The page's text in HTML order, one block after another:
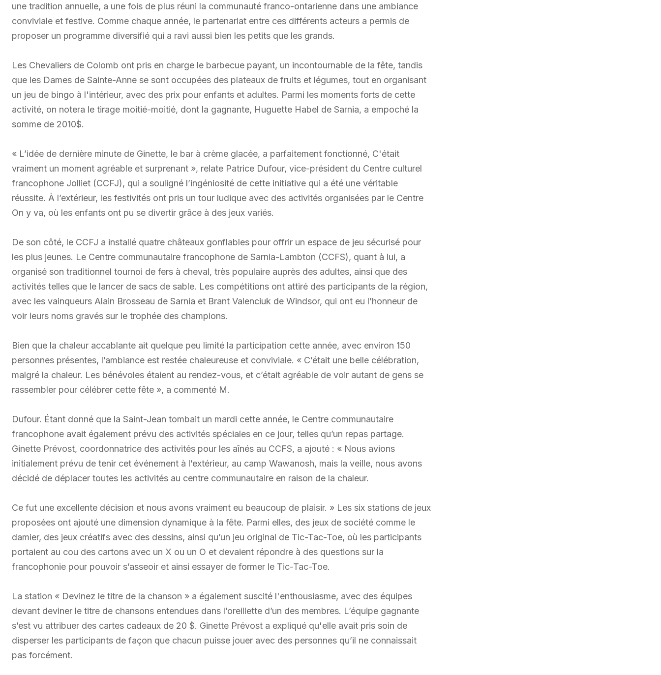
une tradition annuelle, a une fois de plus réuni la communauté franco-ontarienne dans une ambiance
conviviale et festive. Comme chaque année, le partenariat entre ces différents acteurs a permis de
proposer un programme diversifié qui a ravi aussi bien les petits que les grands.
Les Chevaliers de Colomb ont pris en charge le barbecue payant, un incontournable de la fête, tandis
que les Dames de Sainte-Anne se sont occupées des plateaux de fruits et légumes, tout en organisant
un jeu de bingo à l'intérieur, avec des prix pour enfants et adultes. Parmi les moments forts de cette
activité, on notera le tirage moitié-moitié, dont la gagnante, Huguette Habel de Sarnia, a empoché la
somme de 2010$.
« L’idée de dernière minute de Ginette, le bar à crème glacée, a parfaitement fonctionné, C'était
vraiment un moment agréable et surprenant », relate Patrice Dufour, vice-président du Centre culturel
francophone Jolliet (CCFJ), qui a souligné l’ingéniosité de cette initiative qui a été une véritable
réussite. À l’extérieur, les festivités ont pris un tour ludique avec des activités organisées par le Centre
On y va, où les enfants ont pu se divertir grâce à des jeux variés.
De son côté, le CCFJ a installé quatre châteaux gonflables pour offrir un espace de jeu sécurisé pour
les plus jeunes. Le Centre communautaire francophone de Sarnia-Lambton (CCFS), quant à lui, a
organisé son traditionnel tournoi de fers à cheval, très populaire auprès des adultes, ainsi que des
activités telles que le lancer de sacs de sable. Les compétitions ont attiré des participants de la région,
avec les vainqueurs Alain Brosseau de Sarnia et Brant Valenciuk de Windsor, qui ont eu l’honneur de
voir leurs noms gravés sur le trophée des champions.
Bien que la chaleur accablante ait quelque peu limité la participation cette année, avec environ 150
personnes présentes, l’ambiance est restée chaleureuse et conviviale. « C’était une belle célébration,
malgré la chaleur. Les bénévoles étaient au rendez-vous, et c’était agréable de voir autant de gens se
rassembler pour célébrer cette fête », a commenté M.
Dufour. Étant donné que la Saint-Jean tombait un mardi cette année, le Centre communautaire
francophone avait également prévu des activités spéciales en ce jour, telles qu’un repas partage.
Ginette Prévost, coordonnatrice des activités pour les aînés au CCFS, a ajouté : « Nous avions
initialement prévu de tenir cet événement à l’extérieur, au camp Wawanosh, mais la veille, nous avons
décidé de déplacer toutes les activités au centre communautaire en raison de la chaleur.
Ce fut une excellente décision et nous avons vraiment eu beaucoup de plaisir. » Les six stations de jeux
proposées ont ajouté une dimension dynamique à la fête. Parmi elles, des jeux de société comme le
damier, des jeux créatifs avec des dessins, ainsi qu’un jeu original de Tic-Tac-Toe, où les participants
portaient au cou des cartons avec un X ou un O et devaient répondre à des questions sur la
francophonie pour pouvoir s’asseoir et ainsi essayer de former le Tic-Tac-Toe.
La station « Devinez le titre de la chanson » a également suscité l'enthousiasme, avec des équipes
devant deviner le titre de chansons entendues dans l’oreillette d’un des membres. L’équipe gagnante
s’est vu attribuer des cartes cadeaux de 20 $. Ginette Prévost a expliqué qu'elle avait pris soin de
disperser les participants de façon que chacun puisse jouer avec des personnes qu’il ne connaissait
pas forcément.